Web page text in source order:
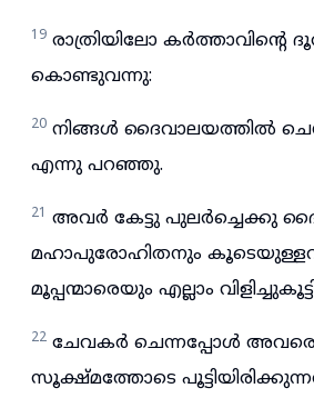
19 രാത്രിയിലോ
കൊണ്ടുവന്നു:
20 നിങ്ങൾ ദൈവാലയത്തിൽ
എന്നു പറഞ്ഞു.
21 അവർ കേട്ടു പുലർച്ചെക്കു
മഹാപുരോഹിതനും
മൂപ്പന്മാരെയും എല്ലാം
22 ചേവകർ ചെന്നപ്പോൾ അവരെ
സൂക്ഷ്മത്തോടെ